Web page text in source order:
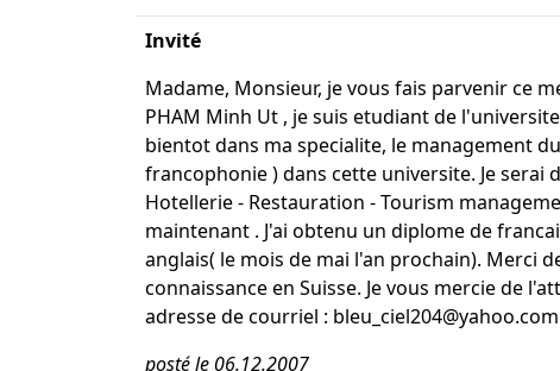
Invité
Madame, Monsieur, je vous fais parvenir ce
PHAM Minh Ut , je suis etudiant de
bientot dans ma specialite, le management
francophonie ) dans cette universite. Je
Hotellerie - Restauration - Tourism
maintenant . J'ai obtenu un diplome de
anglais( le mois de mai l'an prochain).
connaissance en Suisse. Je vous mercie de
adresse de courriel : bleu_ciel204@yahoo.com
posté le 06.12.2007